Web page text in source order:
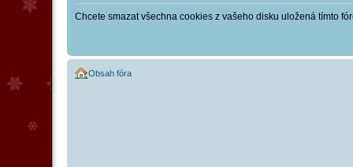
Chcete smazat všechna cookies z vašeho disku uložená tímto
Obsah fóra